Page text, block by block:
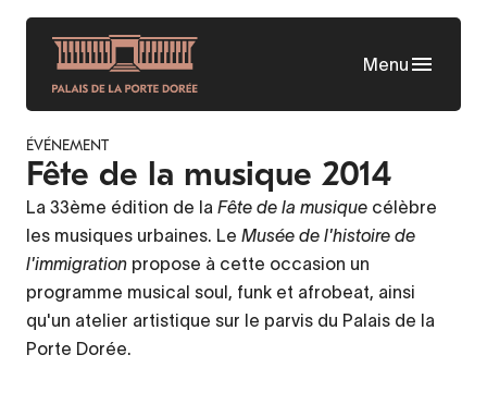
Aller
contenu
principal
Menu
ÉVÉNEMENT
Fête de la musique 2014
La 33ème édition de la Fête de la musique célèbre
les musiques urbaines. Le Musée de l'histoire de
l'immigration propose à cette occasion un
programme musical soul, funk et afrobeat, ainsi
qu'un atelier artistique sur le parvis du Palais de la
Porte Dorée.